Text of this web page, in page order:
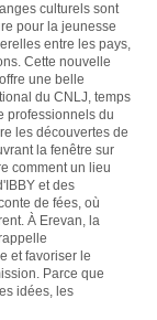
culturels sont
pour la jeunesse
entre les pays,
Cette nouvelle
une belle
du CNLJ, temps
professionnels du
les découvertes de
la fenêtre sur
comment un lieu
et des
de fées, où
À Erevan, la
et favoriser le
Parce que
idées, les